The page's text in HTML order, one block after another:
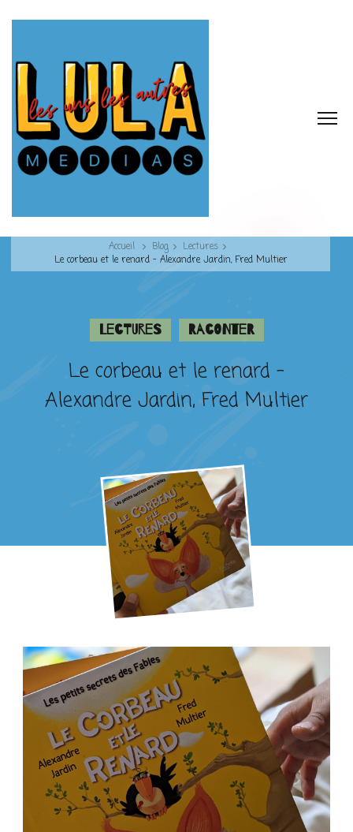
Accueil Blog
Lectures
Le corbeau et le renard – Alexandre Jardin, Fred Multier
Lectures Raconter
Le corbeau et le renard –
Alexandre Jardin, Fred Multier